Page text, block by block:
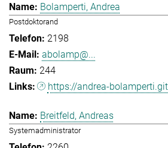
Bolamperti, Andrea
Postdoktorand
2198
abolamp@...
244
https://andrea-
Breitfeld, Andreas
Systemadministrator